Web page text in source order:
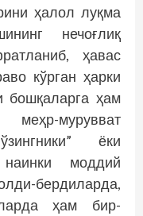
ҳалол луқма
нечоғлиқ
ҳавас
кўрган ҳарки
бошқаларга ҳам
меҳр-мурувват
ёки
наинки моддий
бердиларда,
ҳам бир-